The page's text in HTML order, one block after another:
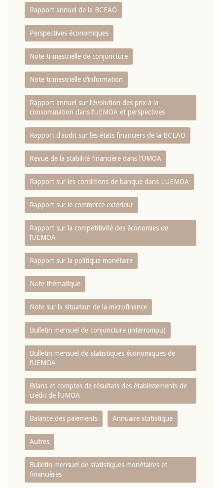
Rapport annuel de la BCEAO
Perspectives économiques
Note trimestrielle de conjoncture
Note trimestrielle d‘information
Rapport annuel sur l‘évolution des prix à la
consommation dans l‘UEMOA et perspectives
Rapport d‘audit sur les états financiers de la BCEAO
Revue de la stabilité financière dans l‘UMOA
Rapport sur les conditions de banque dans L‘UEMOA
Rapport sur le commerce extérieur
Rapport sur la compétitivité des économies de
l‘UEMOA
Rapport sur la politique monétaire
Note thématique
Note sur la situation de la microfinance
Bulletin mensuel de conjoncture (interrompu)
Bulletin mensuel de statistiques économiques de
l‘UEMOA
Bilans et comptes de résultats des établissements de
crédit de l‘UMOA
Balance des paiements Annuaire statistique
Autres
Bulletin mensuel de statistiques monétaires et
financières